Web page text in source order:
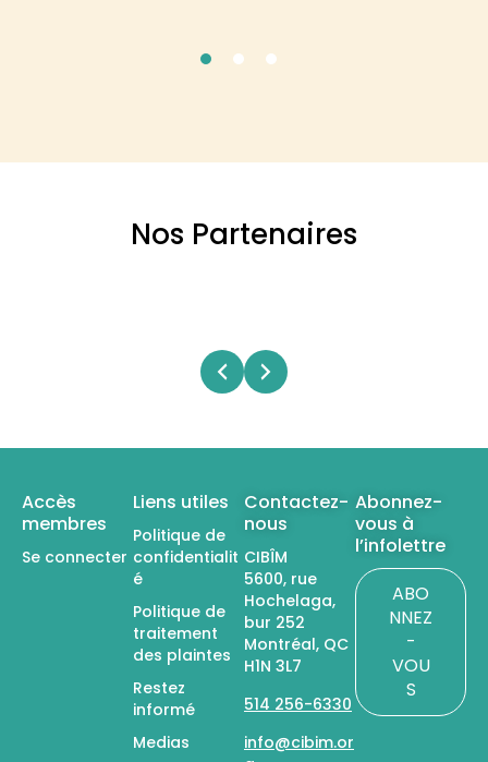
Nos Partenaires
Accès
membres
Se connecter
Liens utiles
Politique de
confidentialit
é
Politique de
traitement
des plaintes
Restez
informé
Medias
Contactez-
nous
CIBÎM
5600, rue
Hochelaga,
bur 252
Montréal, QC
H1N 3L7
514 256-6330
info@cibim.or
Abonnez-
vous à
l’infolettre
ABO
NNEZ
-
VOU
S